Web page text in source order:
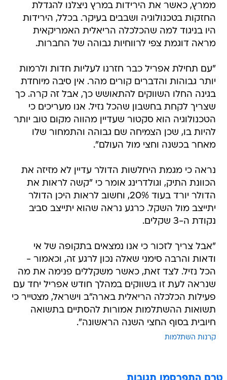
ממרץ, כאשר את הירידות במרץ ניצלנו להגדלת
החזקות בטכנולוגיה ושבבים בעיקר. בכלל, הירידות
היו בניגוד למה שהכלכלה הריאלית האמריקאית
מראה דוגמת צפי לרווחיות גבוהה של החברות.
"עם תחילת אפריל כבר חזרנו לעליות חדות ולרמות
יותר גבוהות והדברים קורים מהר. אין סיבה מיוחדת
בגינה החלו השווקים להתאושש כך, אבל זה קרה. כך
שצריך לקחת בחשבון שהכל נזיל. אנו מעריכים כי
הטכנולוגיה הוא סקטור שעדיין מהווה מקום טוב יותר
להיות בו, שכן הצמיחה שם גבוהה והתמחור שלו
מאחר בכשנה וחצי מול העולם".
נראה כי מגמת היחלשות הדולר עדיין לא מזיזה את
הכוונת התיק, וגולדרינג אומר כי "קשה לראות את
הדולר יורד בעוד 20%, וחשוב לראות היכן הדולר
יתייצב מול השקל. כרגע נראה שהוא יתייצב סביב
נקודת ה-3 שקלים.
"אבל צריך לזכור כי אנו נמצאים בתקופה של אי
ודאות והרבה סימני שאלה נכון לרגע זה, וכאמור -
הכל נזיל. לצד זאת, כאשר משקללים פנימה את מה
שנראה לעת זו בשווקים במהלך חודש אפריל יחד עם
פעילות הכלכלה הריאלית בארה"ב וישראל, מצטייר כי
תשואות ההשתלמות אמורות להסתיים בתשואה
חיובית בסוף החצי השנה הראשונה".
קרנות השתלמות